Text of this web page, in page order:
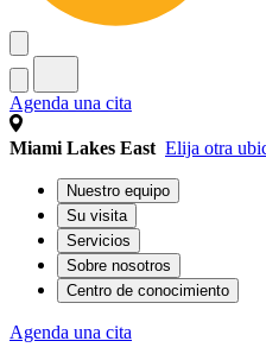
Agenda una cita
Miami Lakes East Elija otra
Nuestro equipo
Su visita
Servicios
Sobre nosotros
Centro de conocimiento
Agenda una cita